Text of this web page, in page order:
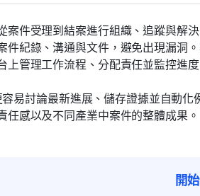
件受理到結案進行組織、追蹤與解
紀錄、溝通與文件，避免出現漏洞
管理工作流程、分配責任並監控進度
易討論最新進展、儲存證據並自動化
感以及不同產業中案件的整體成果。
開